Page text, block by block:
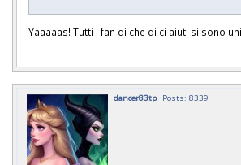
Yaaaaas! Tutti i fan di che di ci aiuti si sono
dancer83tp Posts: 8339